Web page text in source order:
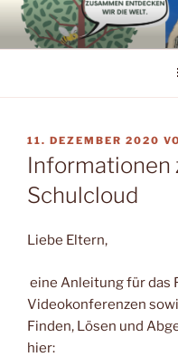
Zum
Inhalt
springen
VERÖFFENTLICHT
AM
11. DEZEMBER 2020
Informationen
Schulcloud
Liebe Eltern,
eine Anleitung für das
Videokonferenzen
Finden, Lösen und
hier: